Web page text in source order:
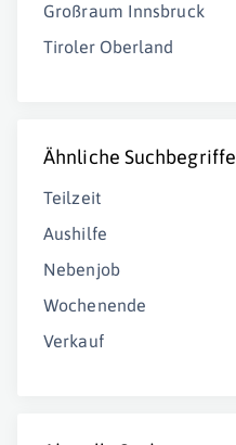
Großraum Innsbruck
Tiroler Oberland
Ähnliche Suchbegriffe
Teilzeit
Aushilfe
Nebenjob
Wochenende
Verkauf